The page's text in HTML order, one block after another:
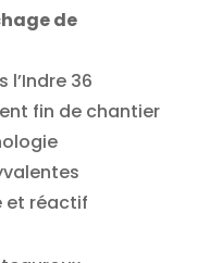
de
l’Indre 36
fin de chantier
et réactif